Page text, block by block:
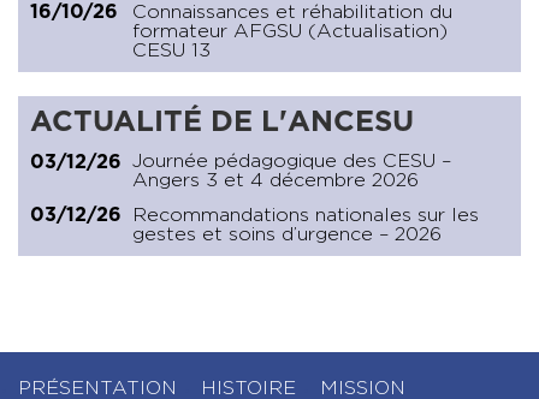
16/10/26
Connaissances et réhabilitation du
formateur AFGSU (Actualisation)
CESU 13
ACTUALITÉ DE L'ANCESU
03/12/26
Journée pédagogique des CESU –
Angers 3 et 4 décembre 2026
03/12/26
Recommandations nationales sur les
gestes et soins d’urgence – 2026
PRÉSENTATION HISTOIRE MISSION